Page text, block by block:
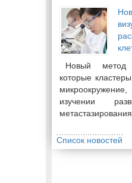
Новый метод
которые
изучении
Список новостей